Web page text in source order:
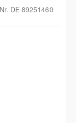
DE 89251460